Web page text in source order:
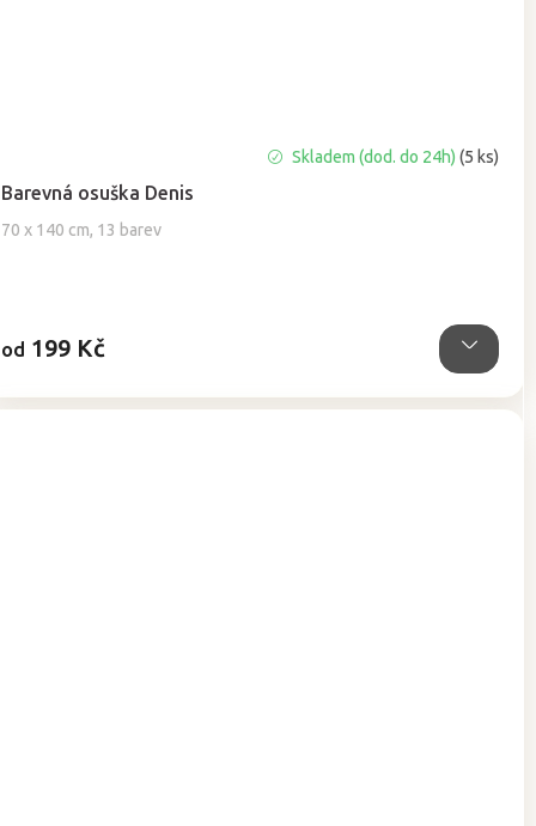
Barevná osuška Denis
70 x 140 cm, 13 barev
hodnocení
produktu
je
Skladem (dod. do 24h)(5 ks)
od 199 Kč